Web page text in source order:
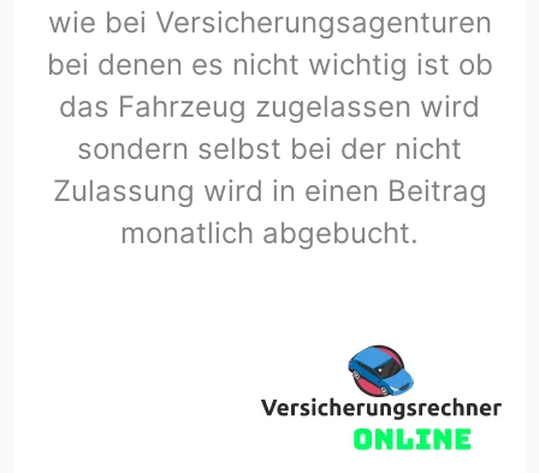
wie bei Versicherungsagenturen
bei denen es nicht wichtig ist ob
das Fahrzeug zugelassen wird
sondern selbst bei der nicht
Zulassung wird in einen Beitrag
monatlich abgebucht.